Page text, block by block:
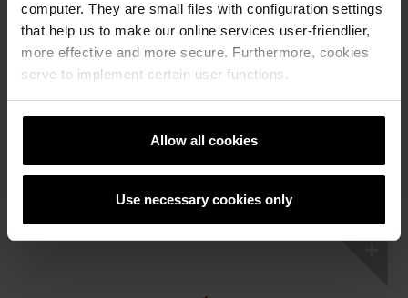
computer. They are small files with configuration settings
that help us to make our online services user-friendlier,
more effective and more secure. Furthermore, cookies
serve to implement certain user functions.
Allow all cookies
Use necessary cookies only